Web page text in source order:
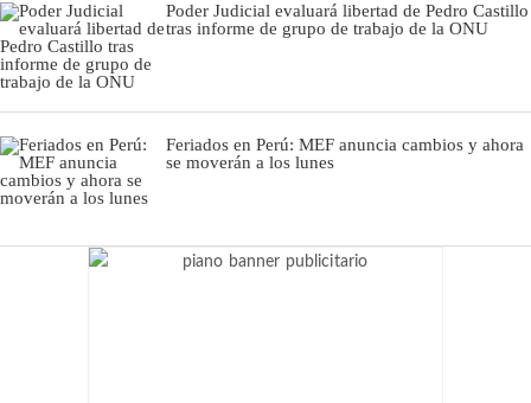
Poder Judicial evaluará libertad de Pedro Castillo
tras informe de grupo de trabajo de la ONU
Feriados en Perú: MEF anuncia cambios y ahora
se moverán a los lunes